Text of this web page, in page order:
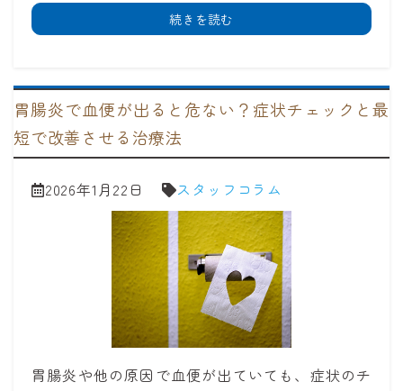
続きを読む
胃腸炎で血便が出ると危ない？症状チェックと最
短で改善させる治療法
2026年1月22日 スタッフコラム
胃腸炎や他の原因で血便が出ていても、症状のチ